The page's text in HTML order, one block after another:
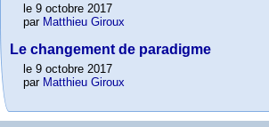
le 9 octobre 2017
par Matthieu Giroux
Le changement de paradigme
le 9 octobre 2017
par Matthieu Giroux